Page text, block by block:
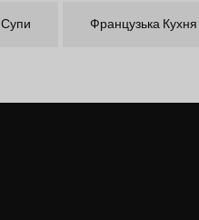
Супи Французька Кухня